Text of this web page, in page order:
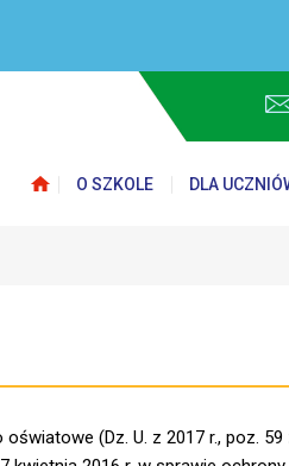
O SZKOLE DLA
(Dz. U. z 2017 r., poz.